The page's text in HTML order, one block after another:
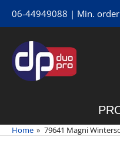
naar
content
06-44949088 | Min.
Home » 79641 Magni